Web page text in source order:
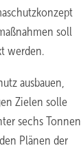
soll
werden.
ausbauen,
Zielen solle
sechs Tonnen
Plänen der